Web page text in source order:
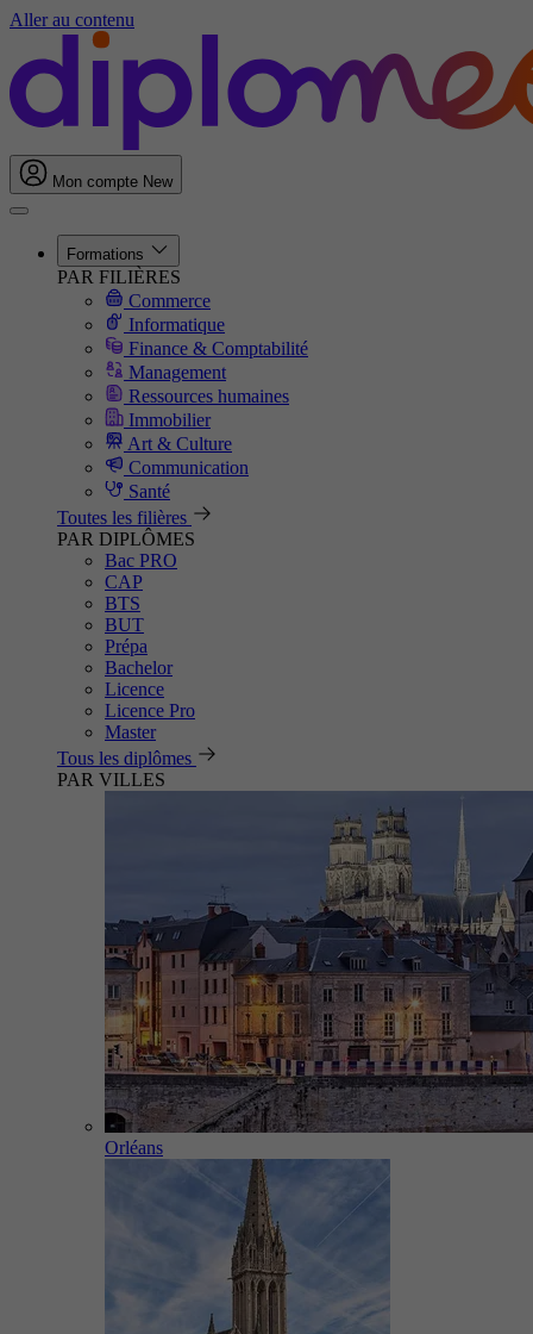
Aller au contenu
Mon compte New
Formations
PAR FILIÈRES
Commerce
Informatique
Finance & Comptabilité
Management
Ressources humaines
Immobilier
Art & Culture
Communication
Santé
Toutes les filières
PAR DIPLÔMES
Bac PRO
CAP
BTS
BUT
Prépa
Bachelor
Licence
Licence Pro
Master
Tous les diplômes
PAR VILLES
Orléans